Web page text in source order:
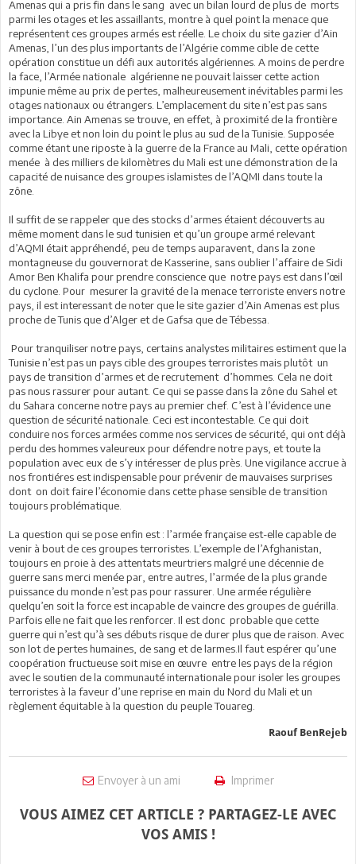
Amenas qui a pris fin dans le sang avec un bilan lourd de plus de morts
parmi les otages et les assaillants, montre à quel point la menace que
représentent ces groupes armés est réelle. Le choix du site gazier d’Ain
Amenas, l’un des plus importants de l’Algérie comme cible de cette
opération constitue un défi aux autorités algériennes. A moins de perdre
la face, l’Armée nationale algérienne ne pouvait laisser cette action
impunie même au prix de pertes, malheureusement inévitables parmi les
otages nationaux ou étrangers. L’emplacement du site n’est pas sans
importance. Ain Amenas se trouve, en effet, à proximité de la frontière
avec la Libye et non loin du point le plus au sud de la Tunisie. Supposée
comme étant une riposte à la guerre de la France au Mali, cette opération
menée à des milliers de kilomètres du Mali est une démonstration de la
capacité de nuisance des groupes islamistes de l’AQMI dans toute la
zône.
Il suffit de se rappeler que des stocks d’armes étaient découverts au
même moment dans le sud tunisien et qu’un groupe armé relevant
d’AQMI était appréhendé, peu de temps auparavent, dans la zone
montagneuse du gouvernorat de Kasserine, sans oublier l’affaire de Sidi
Amor Ben Khalifa pour prendre conscience que notre pays est dans l’œil
du cyclone. Pour mesurer la gravité de la menace terroriste envers notre
pays, il est interessant de noter que le site gazier d’Ain Amenas est plus
proche de Tunis que d’Alger et de Gafsa que de Tébessa.
Pour tranquiliser notre pays, certains analystes militaires estiment que la
Tunisie n’est pas un pays cible des groupes terroristes mais plutôt un
pays de transition d’armes et de recrutement d’hommes. Cela ne doit
pas nous rassurer pour autant. Ce qui se passe dans la zône du Sahel et
du Sahara concerne notre pays au premier chef. C’est à l’évidence une
question de sécurité nationale. Ceci est incontestable. Ce qui doit
conduire nos forces armées comme nos services de sécurité, qui ont déjà
perdu des hommes valeureux pour défendre notre pays, et toute la
population avec eux de s’y intéresser de plus près. Une vigilance accrue à
nos frontiéres est indispensable pour prévenir de mauvaises surprises
dont on doit faire l’économie dans cette phase sensible de transition
toujours problématique.
La question qui se pose enfin est : l’armée française est-elle capable de
venir à bout de ces groupes terroristes. L’exemple de l’Afghanistan,
toujours en proie à des attentats meurtriers malgré une décennie de
guerre sans merci menée par, entre autres, l’armée de la plus grande
puissance du monde n’est pas pour rassurer. Une armée régulière
quelqu’en soit la force est incapable de vaincre des groupes de guérilla.
Parfois elle ne fait que les renforcer. Il est donc probable que cette
guerre qui n’est qu’à ses débuts risque de durer plus que de raison. Avec
son lot de pertes humaines, de sang et de larmes.Il faut espérer qu’une
coopération fructueuse soit mise en œuvre entre les pays de la région
avec le soutien de la communauté internationale pour isoler les groupes
terroristes à la faveur d’une reprise en main du Nord du Mali et un
règlement équitable à la question du peuple Touareg.
Raouf BenRejeb
Envoyer à un ami Imprimer
VOUS AIMEZ CET ARTICLE ? PARTAGEZ-LE AVEC
VOS AMIS !